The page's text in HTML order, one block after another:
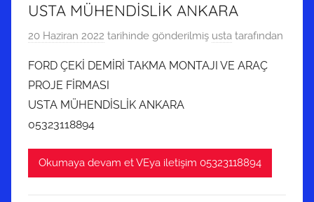
USTA MÜHENDİSLİK ANKARA
20 Haziran 2022 tarihinde gönderilmiş usta tarafından
FORD ÇEKİ DEMİRİ TAKMA MONTAJI VE ARAÇ
PROJE FİRMASI
USTA MÜHENDİSLİK ANKARA
05323118894
Okumaya devam et VEya iletişim 05323118894